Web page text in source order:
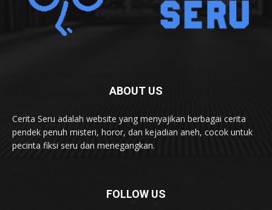
ABOUT US
Cerita Seru adalah website yang menyajikan berbagai cerita
pendek penuh misteri, horor, dan kejadian aneh, cocok untuk
pecinta fiksi seru dan menegangkan.
FOLLOW US